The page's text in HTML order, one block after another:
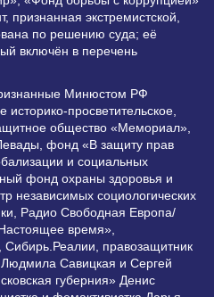
признанная экстремистской,
по решению суда; её
включён в перечень
Минюстом РФ
просветительское,
общество «Мемориал»,
фонд «В защиту прав
и социальных
фонд охраны здоровья и
независимых социологических
Радио Свободная Европа/
время»,
правозащитник
Савицкая и Сергей
губерния» Денис